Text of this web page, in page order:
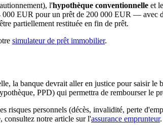
l'hypothèque conventionnelle et le
EUR pour un prêt de 200 000 EUR — avec
partiellement restituée en fin de prêt.
simulateur de prêt immobilier.
la banque devrait aller en justice pour saisir
PPD) qui permettra de rembourser le
risques personnels (décès, invalidité, perte
consultez notre article sur l'assurance emprunteur.